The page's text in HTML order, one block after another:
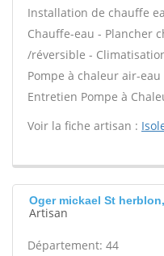
Installation de chauffe
Chauffe-eau - Plancher
/réversible -
Pompe à chaleur air-
Entretien Pompe à
Voir la fiche artisan :
Oger mickael St
Artisan
Département: 44